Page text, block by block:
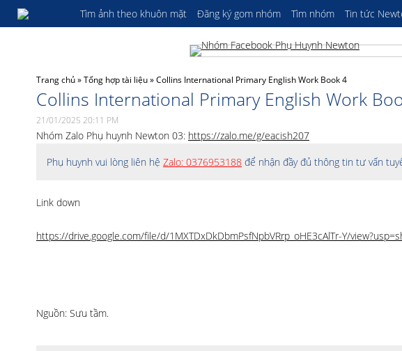
Tìm ảnh theo khuôn mặt Đăng ký gom nhóm Tìm nhóm Tin tức
Trang chủ»Tổng hợp tài liệu»Collins International Primary English Work Book 4
Collins International Primary English Work
21/01/2025 20:11 PM
Nhóm Zalo Phụ huynh Newton 03: https://zalo.me/g/eacish207
Phụ huynh vui lòng liên hệ Zalo: 0376953188 để nhận đầy đủ thông tin tư vấn
Link down
https://drive.google.com/file/d/1MXTDxDkDbmPsfNpbVRrp_oHE3cAlTr-Y/
Nguồn: Sưu tầm.